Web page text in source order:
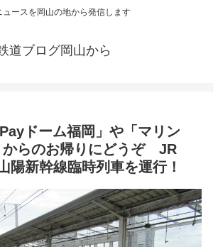
ュースを岡山の地から発信します
道ブログ岡山から
ドーム福岡」や「マリン
からのお帰りにどうぞ JR
陽新幹線臨時列車を運行！